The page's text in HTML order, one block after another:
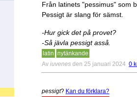
Från latinets "pessimus" som
Pessigt är slang för sämst.
-Hur gick det på provet?
-Så jävla pessigt asså.
latin nytänkande
Av iuvenes den 25 januari 2024 0
pessigt? Kan du förklara?